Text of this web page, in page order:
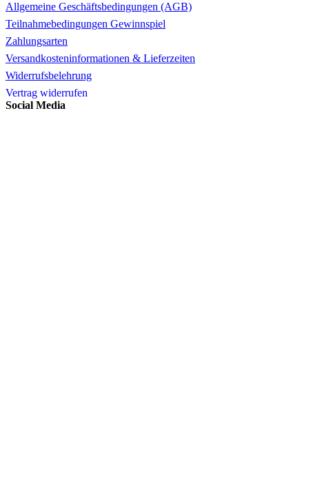
Allgemeine Geschäftsbedingungen (AGB)
Teilnahmebedingungen Gewinnspiel
Zahlungsarten
Versandkosteninformationen & Lieferzeiten
Widerrufsbelehrung
Vertrag widerrufen
Social Media